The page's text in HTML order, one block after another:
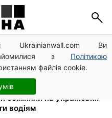
Ukrainianwall.com Ви
з Політикою
файлів cookie.
грн/куб, газ може
ціни в серпні
комуналку відкличуть:
у серпні
обміняли на українські:
водіям